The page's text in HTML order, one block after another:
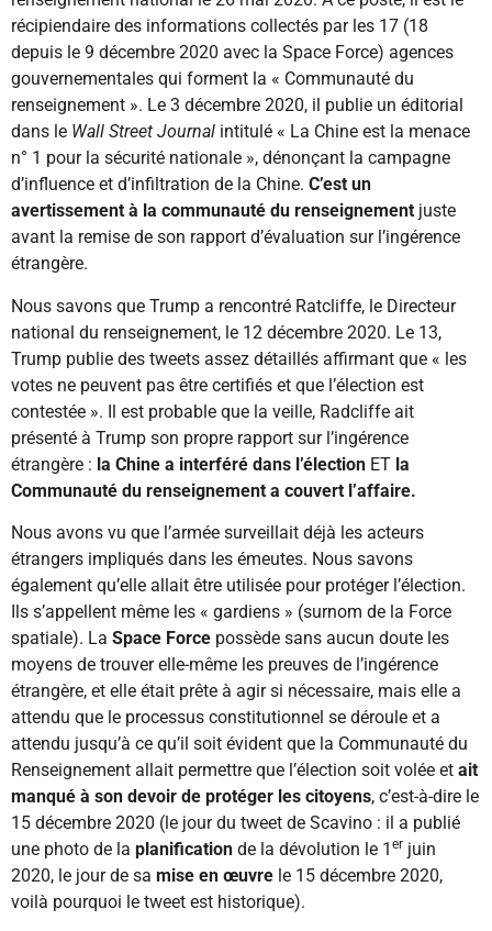
récipiendaire des informations collectés par les 17 (18
depuis le 9 décembre 2020 avec la Space Force) agences
gouvernementales qui forment la « Communauté du
renseignement ». Le 3 décembre 2020, il publie un éditorial
dans le Wall Street Journal intitulé « La Chine est la menace
n° 1 pour la sécurité nationale », dénonçant la campagne
d’influence et d’infiltration de la Chine. C’est un
avertissement à la communauté du renseignement juste
avant la remise de son rapport d’évaluation sur l’ingérence
étrangère.
Nous savons que Trump a rencontré Ratcliffe, le Directeur
national du renseignement, le 12 décembre 2020. Le 13,
Trump publie des tweets assez détaillés affirmant que « les
votes ne peuvent pas être certifiés et que l’élection est
contestée ». Il est probable que la veille, Radcliffe ait
présenté à Trump son propre rapport sur l’ingérence
étrangère : la Chine a interféré dans l’élection ET la
Communauté du renseignement a couvert l’affaire.
Nous avons vu que l’armée surveillait déjà les acteurs
étrangers impliqués dans les émeutes. Nous savons
également qu’elle allait être utilisée pour protéger l’élection.
Ils s’appellent même les « gardiens » (surnom de la Force
spatiale). La Space Force possède sans aucun doute les
moyens de trouver elle-même les preuves de l’ingérence
étrangère, et elle était prête à agir si nécessaire, mais elle a
attendu que le processus constitutionnel se déroule et a
attendu jusqu’à ce qu’il soit évident que la Communauté du
Renseignement allait permettre que l’élection soit volée et ait
manqué à son devoir de protéger les citoyens, c’est-à-dire le
15 décembre 2020 (le jour du tweet de Scavino : il a publié
une photo de la planification de la dévolution le 1 er juin
2020, le jour de sa mise en œuvre le 15 décembre 2020,
voilà pourquoi le tweet est historique).